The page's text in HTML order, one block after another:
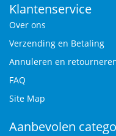
Klantenservice
Over ons
Verzending en Betaling
Annuleren en
FAQ
Site Map
Aanbevolen